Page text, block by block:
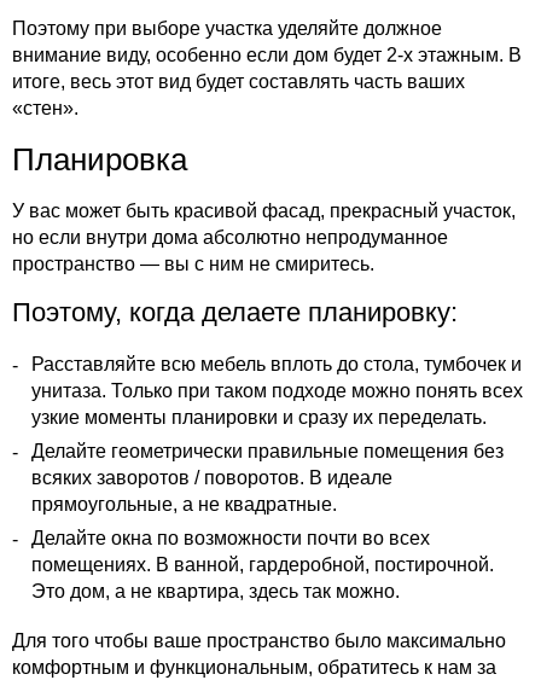
Поэтому при выборе участка уделяйте должное
внимание виду, особенно если дом будет 2-х этажным. В
итоге, весь этот вид будет составлять часть ваших
«стен».
Планировка
У вас может быть красивой фасад, прекрасный участок,
но если внутри дома абсолютно непродуманное
пространство — вы с ним не смиритесь.
Поэтому, когда делаете планировку:
Расставляйте всю мебель вплоть до стола, тумбочек и
унитаза. Только при таком подходе можно понять всех
узкие моменты планировки и сразу их переделать.
Делайте геометрически правильные помещения без
всяких заворотов / поворотов. В идеале
прямоугольные, а не квадратные.
Делайте окна по возможности почти во всех
помещениях. В ванной, гардеробной, постирочной.
Это дом, а не квартира, здесь так можно.
Для того чтобы ваше пространство было максимально
комфортным и функциональным, обратитесь к нам за